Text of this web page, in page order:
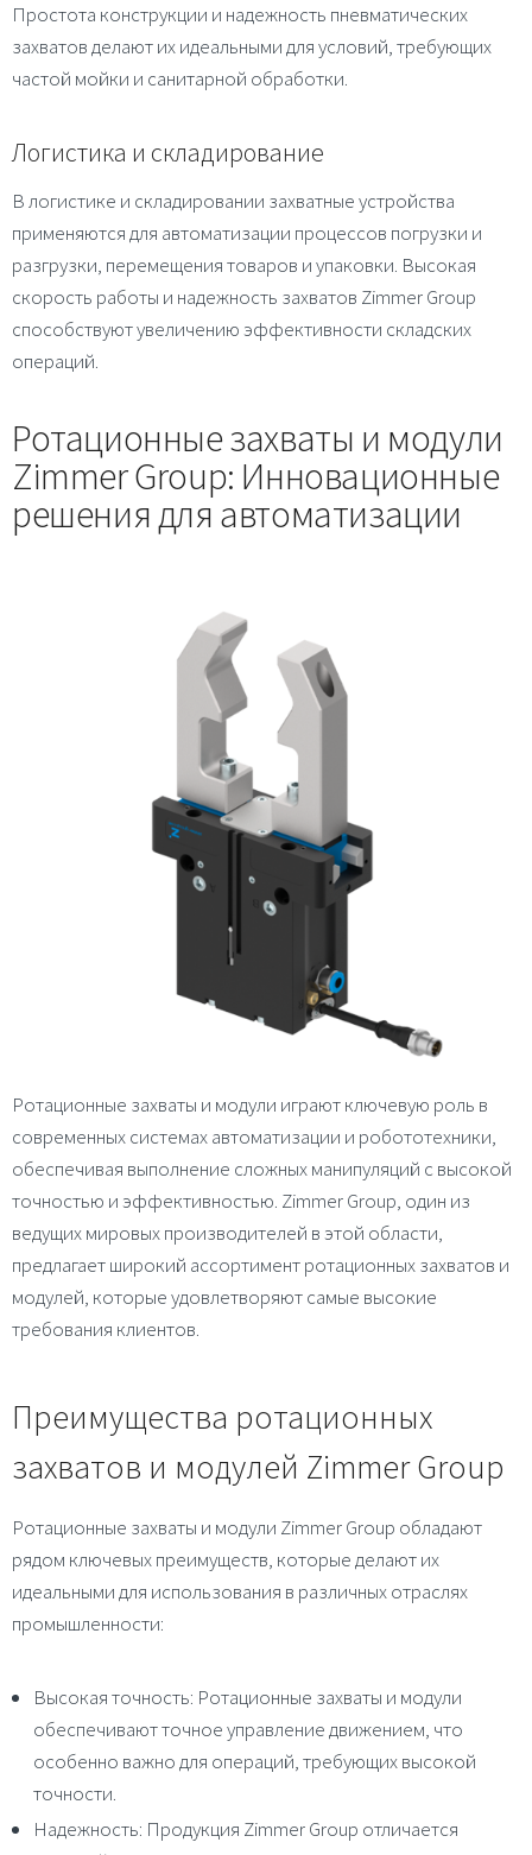
Простота конструкции и надежность пневматических
захватов делают их идеальными для условий, требующих
частой мойки и санитарной обработки.
Логистика и складирование
В логистике и складировании захватные устройства
применяются для автоматизации процессов погрузки и
разгрузки, перемещения товаров и упаковки. Высокая
скорость работы и надежность захватов Zimmer Group
способствуют увеличению эффективности складских
операций.
Ротационные захваты и модули
Zimmer Group: Инновационные
решения для автоматизации
Ротационные захваты и модули играют ключевую роль в
современных системах автоматизации и робототехники,
обеспечивая выполнение сложных манипуляций с высокой
точностью и эффективностью. Zimmer Group, один из
ведущих мировых производителей в этой области,
предлагает широкий ассортимент ротационных захватов и
модулей, которые удовлетворяют самые высокие
требования клиентов.
Преимущества ротационных
захватов и модулей Zimmer Group
Ротационные захваты и модули Zimmer Group обладают
рядом ключевых преимуществ, которые делают их
идеальными для использования в различных отраслях
промышленности:
Высокая точность: Ротационные захваты и модули
обеспечивают точное управление движением, что
особенно важно для операций, требующих высокой
точности.
Надежность: Продукция Zimmer Group отличается